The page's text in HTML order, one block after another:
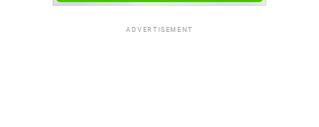
ADVERTISEMENT